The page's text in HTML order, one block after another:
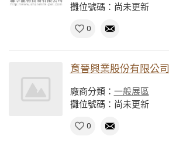
攤位號碼：尚未更新
0
育晉興業股份有限公司
廠商分類： 一般展區
攤位號碼：尚未更新
0